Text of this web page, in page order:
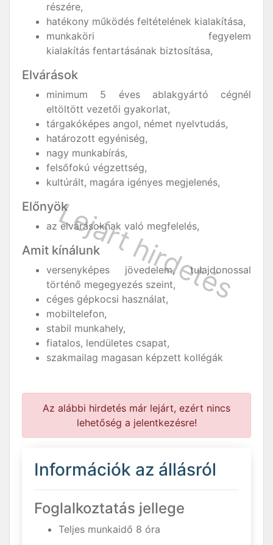
részére,
hatékony működés feltételének kialakítása,
munkaköri fegyelem
kialakítás fentartásának biztosítása,
Elvárások
minimum 5 éves ablakgyártó cégnél
eltöltött vezetői gyakorlat,
tárgakóképes angol, német nyelvtudás,
határozott egyéniség,
nagy munkabírás,
felsőfokú végzettség,
kultúrált, magára igényes megjelenés,
Előnyök
az elvárásoknak való megfelelés,
Amit kínálunk
versenyképes jövedelem, tulajdonossal
történő megegyezés szeint,
céges gépkocsi használat,
mobiltelefon,
stabil munkahely,
fiatalos, lendületes csapat,
szakmailag magasan képzett kollégák
Az alábbi hirdetés már lejárt, ezért nincs
lehetőség a jelentkezésre!
Információk az állásról
Foglalkoztatás jellege
Teljes munkaidő 8 óra